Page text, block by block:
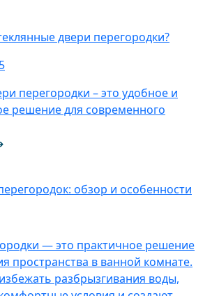
двери перегородки?
перегородки – это удобное и
решение для современного
обзор и особенности
— это практичное решение
пространства в ванной комнате.
разбрызгивания воды,